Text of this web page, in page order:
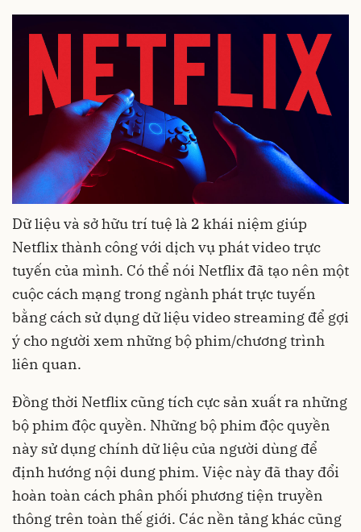
Dữ liệu và sở hữu trí tuệ là 2 khái niệm giúp
Netflix thành công với dịch vụ phát video trực
tuyến của mình. Có thể nói Netflix đã tạo nên một
cuộc cách mạng trong ngành phát trực tuyến
bằng cách sử dụng dữ liệu video streaming để gợi
ý cho người xem những bộ phim/chương trình
liên quan.
Đồng thời Netflix cũng tích cực sản xuất ra những
bộ phim độc quyền. Những bộ phim độc quyền
này sử dụng chính dữ liệu của người dùng để
định hướng nội dung phim. Việc này đã thay đổi
hoàn toàn cách phân phối phương tiện truyền
thông trên toàn thế giới. Các nền tảng khác cũng